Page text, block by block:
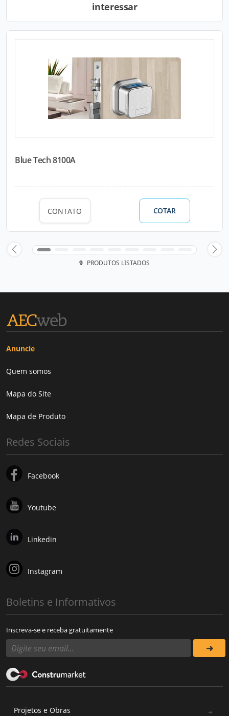
interessar
Blue Tech 8100A
CONTATO COTAR
9 PRODUTOS LISTADOS
Anuncie
Quem somos
Mapa do Site
Mapa de Produto
Redes Sociais
Facebook
Youtube
Linkedin
Instagram
Boletins e Informativos
Inscreva-se e receba gratuitamente
Projetos e Obras